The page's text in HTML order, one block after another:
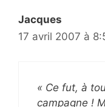
Jacques
17 avril 2007 à
« Ce fut, à
campagne !